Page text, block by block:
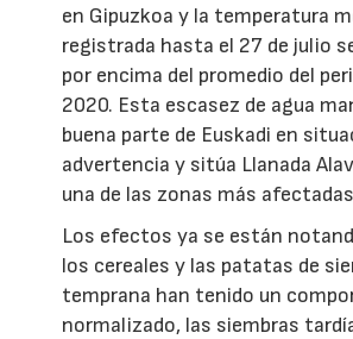
en Gipuzkoa y la temperatura
registrada hasta el 27 de julio
por encima del promedio del
2020. Esta escasez de agua
buena parte de Euskadi en
advertencia y sitúa Llanada
una de las zonas más
Los efectos ya se están
los cereales y las patatas de
temprana han tenido un
normalizado, las siembras